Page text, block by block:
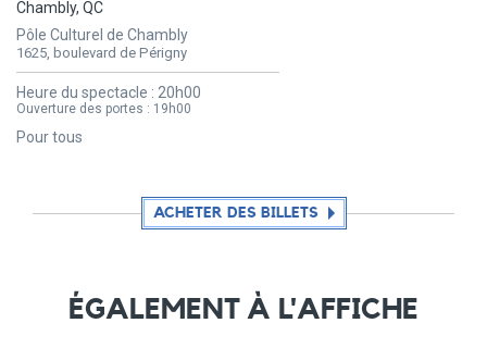
Chambly, QC
Pôle Culturel de Chambly
1625, boulevard de Périgny
Heure du spectacle : 20h00
Ouverture des portes : 19h00
Pour tous
ACHETER DES BILLETS
ÉGALEMENT À L'AFFICHE